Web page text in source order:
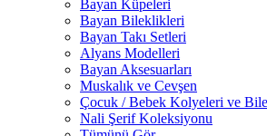
Bayan Küpeleri
Bayan Bileklikleri
Bayan Takı Setleri
Alyans Modelleri
Bayan Aksesuarları
Muskalık ve Cevşen
Çocuk / Bebek Kolyeleri ve
Nali Şerif Koleksiyonu